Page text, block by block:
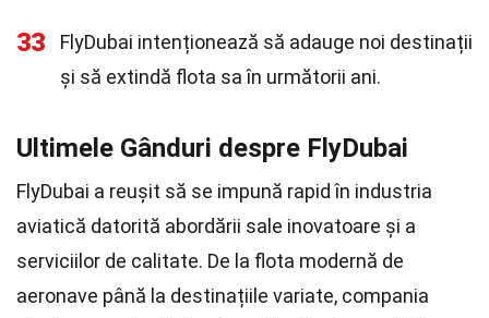
33
FlyDubai intenționează să adauge noi destinații
și să extindă flota sa în următorii ani.
Ultimele Gânduri despre FlyDubai
FlyDubai a reușit să se impună rapid în industria
aviatică datorită abordării sale inovatoare și a
serviciilor de calitate. De la flota modernă de
aeronave până la destinațiile variate, compania